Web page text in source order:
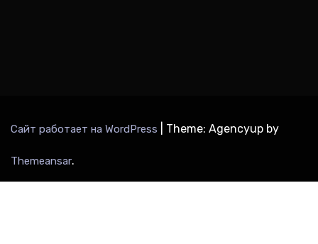
Сайт работает на WordPress Theme: Agencyup by
Themeansar.